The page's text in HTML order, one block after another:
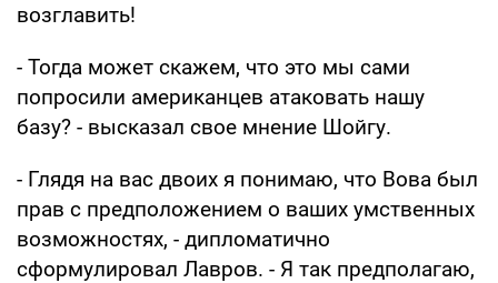
возглавить!
- Тогда может скажем, что это мы сами
попросили американцев атаковать нашу
базу? - высказал свое мнение Шойгу.
- Глядя на вас двоих я понимаю, что Вова был
прав с предположением о ваших умственных
возможностях, - дипломатично
сформулировал Лавров. - Я так предполагаю,